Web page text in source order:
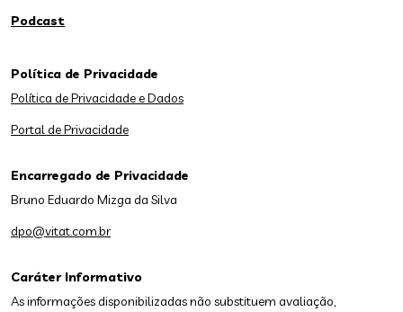
Podcast
Caráter Informativo
As informações disponibilizadas não substituem avaliação,
Política de Privacidade
Política de Privacidade e Dados
Portal de Privacidade
Encarregado de Privacidade
Bruno Eduardo Mizga da Silva
dpo@vitat.com.br